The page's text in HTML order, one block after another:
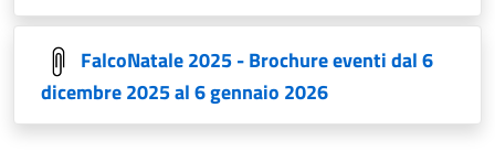
FalcoNatale 2025 - Brochure eventi dal 6
dicembre 2025 al 6 gennaio 2026